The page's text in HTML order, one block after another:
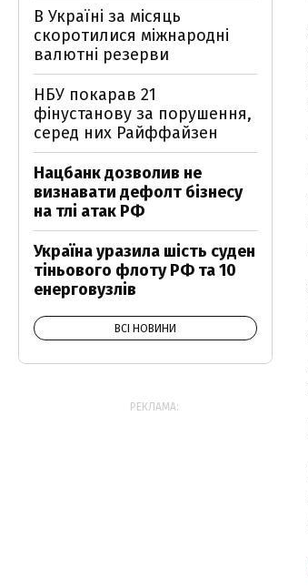
В Україні за місяць
скоротилися міжнародні
валютні резерви
НБУ покарав 21
фінустанову за порушення,
серед них Райффайзен
Нацбанк дозволив не
визнавати дефолт бізнесу
на тлі атак РФ
Україна уразила шість суден
тіньового флоту РФ та 10
енерговузлів
ВСІ НОВИНИ
РЕКЛАМА: